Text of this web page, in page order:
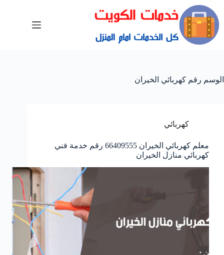
الوسم رقم كهربائي الخيران
كهربائي
معلم كهربائي الخيران 66409555 رقم خدمة فني
كهربائي منازل الخيران